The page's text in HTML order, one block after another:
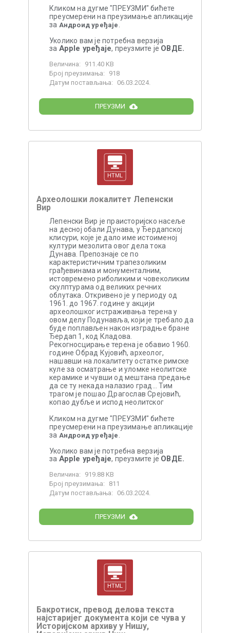
Кликом на дугме "ПРЕУЗМИ" бићете
преусмерени на преузимање апликације
за Андроид уређаје
Уколико вам је потребна верзија
за Apple уређаје, преузмите је ОВДЕ.
Величина:
911.40 KB
Број преузимања:
918
Датум постављања:
06.03.2024.
ПРЕУЗМИ
Археолошки локалитет Лепенски
Вир
Лепенски Вир је праисторијско насеље
на десној обали Дунава, у Ђердапској
клисури, које је дало име истоименој
култури мезолита овог дела тока
Дунава. Препознаје се по
карактеристичним трапезоликим
грађевинама и монументалним,
истовремено риболиким и човеколиким
скулптурама од великих речних
облутака. Откривено је у периоду од
1961. до 1967. године у акцији
археолошког истраживања терена у
овом делу Подунавља, који је требало да
буде поплављен након изградње бране
Ђердап 1, код Кладова.
Рекогносцирање терена је обавио 1960.
године Обрад Кујовић, археолог,
нашавши на локалитету остатке римске
куле за осматрање и уломке неолитске
керамике и чувши од мештана предање
да се ту некада налазио град... Тим
трагом је пошао Драгослав Срејовић,
копао дубље и испод неолитског
Кликом на дугме "ПРЕУЗМИ" бићете
преусмерени на преузимање апликације
за Андроид уређаје
Уколико вам је потребна верзија
за Apple уређаје, преузмите је ОВДЕ.
Величина:
919.88 KB
Број преузимања:
811
Датум постављања:
06.03.2024.
ПРЕУЗМИ
Бакротиск, превод делова текста
најстаријег документа који се чува у
Историјском архиву у Нишу,